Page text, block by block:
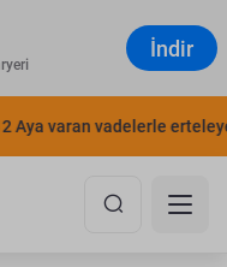
İndir
varan vadelerle